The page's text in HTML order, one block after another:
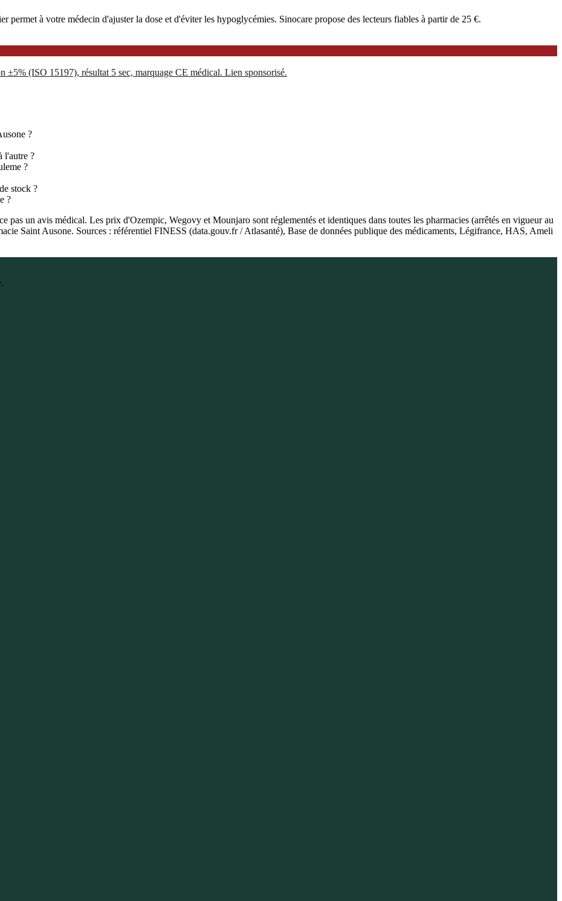
à votre médecin d'ajuster la dose et d'éviter les hypoglycémies. Sinocare propose des lecteurs fiables à partir de 25 €.
±5% (ISO 15197), résultat 5 sec, marquage CE médical. Lien sponsorisé.
?
l'autre ?
?
stock ?
?
pas un avis médical. Les prix d'Ozempic, Wegovy et Mounjaro sont réglementés et identiques dans toutes les pharmacies (arrêtés en vigueur au
Saint Ausone. Sources : référentiel FINESS (data.gouv.fr / Atlasanté), Base de données publique des médicaments, Légifrance, HAS, Ameli